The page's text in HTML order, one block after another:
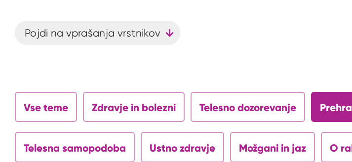
Pojdi na vprašanja vrstnikov
Vse teme Zdravje in bolezni Telesno dozorevanje
Telesna samopodoba Ustno zdravje Možgani in jaz O